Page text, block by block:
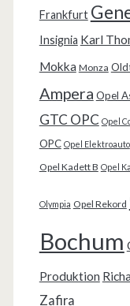
Frankfurt
Insignia Karl
Mokka Monza
Ampera Opel
GTC OPC Opel
OPC Opel Elektroauto
Opel Kadett B Opel
Olympia Opel Rekord
Bochum
Produktion
Zafira